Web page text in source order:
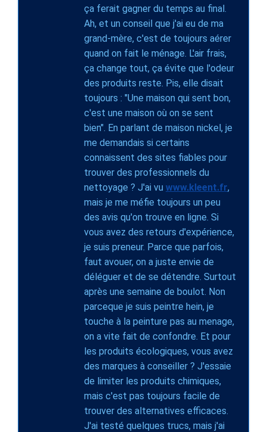
ça ferait gagner du temps au final.
Ah, et un conseil que j'ai eu de ma
grand-mère, c'est de toujours aérer
quand on fait le ménage. L'air frais,
ça change tout, ça évite que l'odeur
des produits reste. Pis, elle disait
toujours : "Une maison qui sent bon,
c'est une maison où on se sent
bien". En parlant de maison nickel, je
me demandais si certains
connaissent des sites fiables pour
trouver des professionnels du
nettoyage ? J'ai vu www.kleent.fr,
mais je me méfie toujours un peu
des avis qu'on trouve en ligne. Si
vous avez des retours d'expérience,
je suis preneur. Parce que parfois,
faut avouer, on a juste envie de
déléguer et de se détendre. Surtout
après une semaine de boulot. Non
parceque je suis peintre hein, je
touche à la peinture pas au menage,
on a vite fait de confondre. Et pour
les produits écologiques, vous avez
des marques à conseiller ? J'essaie
de limiter les produits chimiques,
mais c'est pas toujours facile de
trouver des alternatives efficaces.
J'ai testé quelques trucs, mais j'ai